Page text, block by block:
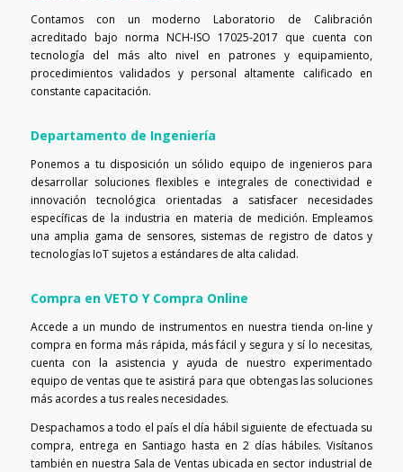
Contamos con un moderno Laboratorio de Calibración
acreditado bajo norma NCH-ISO 17025-2017 que cuenta con
tecnología del más alto nivel en patrones y equipamiento,
procedimientos validados y personal altamente calificado en
constante capacitación.
Departamento de Ingeniería
Ponemos a tu disposición un sólido equipo de ingenieros para
desarrollar soluciones flexibles e integrales de conectividad e
innovación tecnológica orientadas a satisfacer necesidades
específicas de la industria en materia de medición. Empleamos
una amplia gama de sensores, sistemas de registro de datos y
tecnologías IoT sujetos a estándares de alta calidad.
Compra en VETO Y Compra Online
Accede a un mundo de instrumentos en nuestra tienda on-line y
compra en forma más rápida, más fácil y segura y sí lo necesitas,
cuenta con la asistencia y ayuda de nuestro experimentado
equipo de ventas que te asistirá para que obtengas las soluciones
más acordes a tus reales necesidades.
Despachamos a todo el país el día hábil siguiente de efectuada su
compra, entrega en Santiago hasta en 2 días hábiles. Visítanos
también en nuestra Sala de Ventas ubicada en sector industrial de